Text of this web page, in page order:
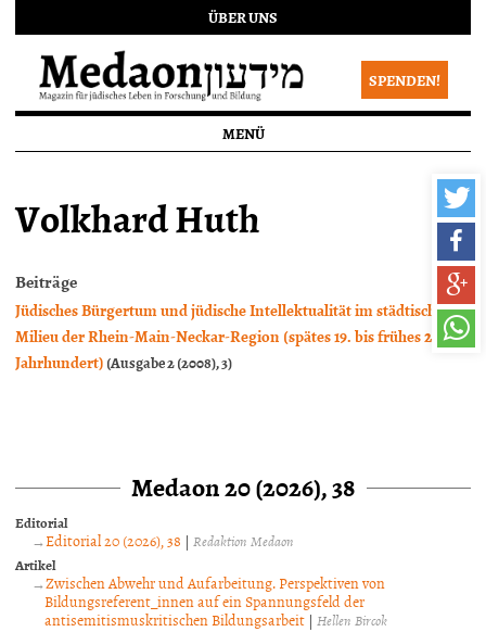
ÜBER UNS
SPENDEN!
MENÜ
Volkhard Huth
Beiträge
Jüdisches Bürgertum und jüdische Intellektualität im städtischen
Milieu der Rhein-Main-Neckar-Region (spätes 19. bis frühes 20.
Jahrhundert)(Ausgabe 2 (2008), 3)
Medaon 20 (2026), 38
Editorial
Editorial 20 (2026), 38 |Redaktion Medaon
Artikel
Zwischen Abwehr und Aufarbeitung. Perspektiven von
Bildungsreferent_innen auf ein Spannungsfeld der
antisemitismuskritischen Bildungsarbeit | Hellen Bircok